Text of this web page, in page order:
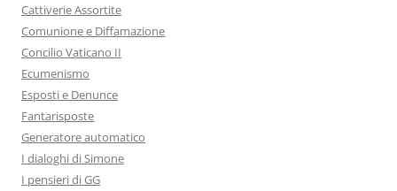
Cattiverie Assortite
Comunione e Diffamazione
Concilio Vaticano II
Ecumenismo
Esposti e Denunce
Fantarisposte
Generatore automatico
I dialoghi di Simone
I pensieri di GG